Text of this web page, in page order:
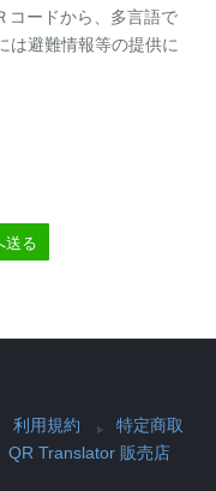
コードから、多言語で
は避難情報等の提供に
送る
利用規約
特定商取
QR Translator 販売店